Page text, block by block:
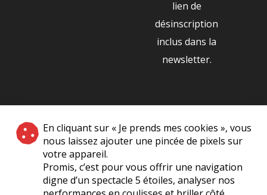
En cliquant sur « Je prends mes cookies », vous
nous laissez ajouter une pincée de pixels sur
votre appareil.
Promis, c’est pour vous offrir une navigation
digne d’un spectacle 5 étoiles, analyser nos
lien de
désinscription
inclus dans la
newsletter.
NOS PARTENAIRES
|